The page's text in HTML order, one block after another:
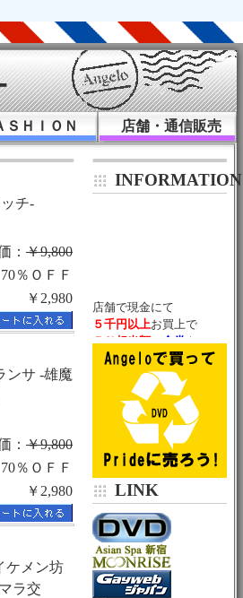
ＳＨＩＯＮ 店舗・通信販売
チ-
： ￥9,800
70％ＯＦＦ
￥2,980
ンサ -雄魔
： ￥9,800
70％ＯＦＦ
￥2,980
ケメン坊
ラ交
INFORMATION
５千円以上
５％相当額の金券
チケットバック！
（通販は除く）
京王新線・都営新宿線
京王地下通路
京王モールアネックス
７番出口５９秒！
中華日高屋の右２軒隣
新和ビル３０２
（Ｂ１階味噌らーめん
LINK